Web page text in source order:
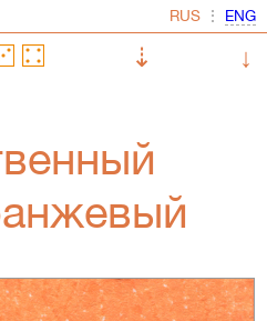
⋮
⇣
↓